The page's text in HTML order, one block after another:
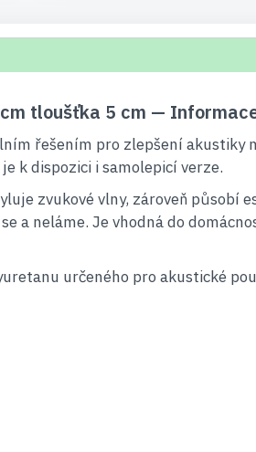
tloušťka 5 cm —
řešením pro zlepšení
k dispozici i samolepicí verze.
zvukové vlny, zároveň působí
a neláme. Je vhodná do
určeného pro akustické